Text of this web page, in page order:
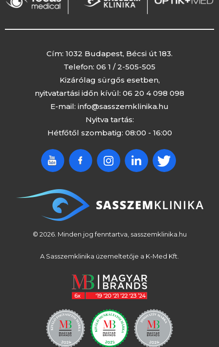
Cím: 1032 Budapest, Bécsi út 183.
Telefon: 06 1 / 2-505-505
Kizárólag sürgős esetben,
nyitvatartási időn kívül: 06 20 4 098 098
E-mail: info@sasszemklinika.hu
Nyitva tartás:
Hétfőtől szombatig: 08:00 - 16:00
© 2026. Minden jog fenntartva, sasszemklinika.hu
A Sasszemklinika üzemeltetője a K-Med Kft.